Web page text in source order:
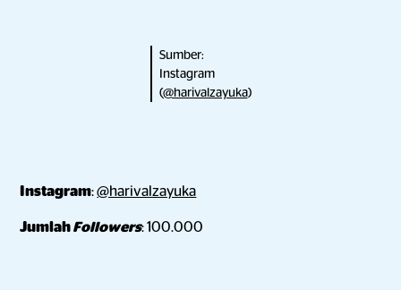
Sumber:
Instagram
(@harivalzayuka)
Instagram:@harivalzayuka
JumlahFollowers: 100.000